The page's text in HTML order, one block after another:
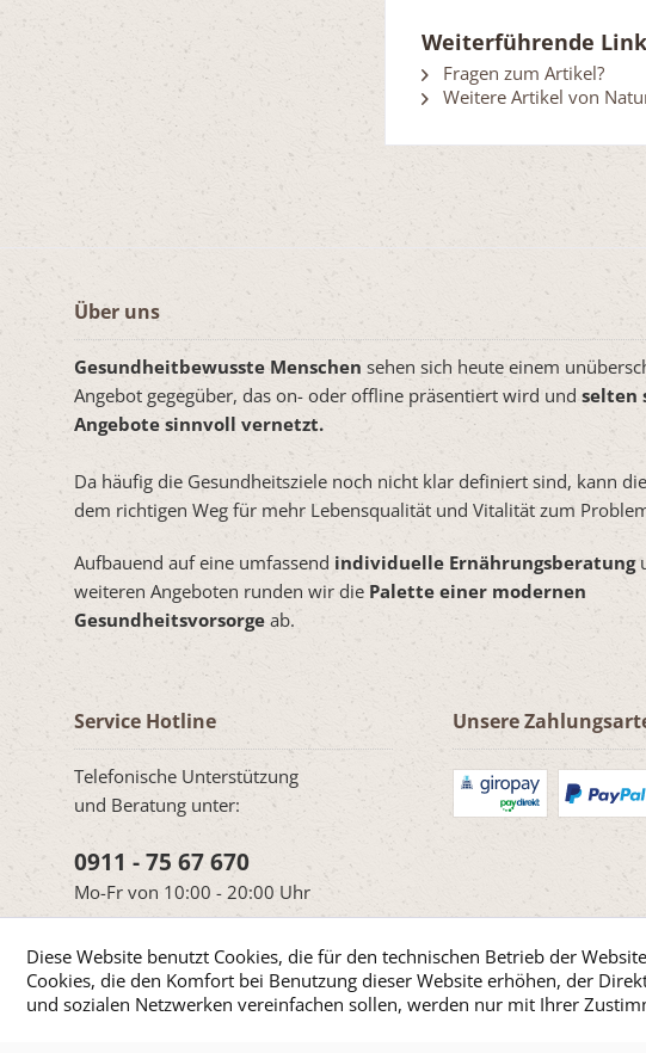
Weiterführende
Fragen zum Artikel?
Weitere Artikel von
Über uns
Gesundheitbewusste Menschen sehen sich heute einem
Angebot gegegüber, das on- oder offline präsentiert wird und selten
Angebote sinnvoll vernetzt.
Da häufig die Gesundheitsziele noch nicht klar definiert sind, kann
dem richtigen Weg für mehr Lebensqualität und Vitalität zum
Aufbauend auf eine umfassend individuelle Ernährungsberatung
weiteren Angeboten runden wir die Palette einer modernen
Gesundheitsvorsorge ab.
Service Hotline
Telefonische Unterstützung
und Beratung unter:
0911 - 75 67 670
Mo-Fr von 10:00 - 20:00 Uhr
Unsere
Cookie-Einstellungen Über uns Hilfe / Support
Diese Website benutzt Cookies, die für den technischen Betrieb der
Cookies, die den Komfort bei Benutzung dieser Website erhöhen, der
und sozialen Netzwerken vereinfachen sollen, werden nur mit Ihrer